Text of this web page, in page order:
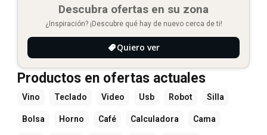
Descubra ofertas en su zona
¿Inspiración? ¡Descubre qué hay de nuevo cerca de ti!
Quiero ver
Productos en ofertas actuales
Vino Teclado Video Usb Robot Silla
Bolsa Horno Café Calculadora Cama